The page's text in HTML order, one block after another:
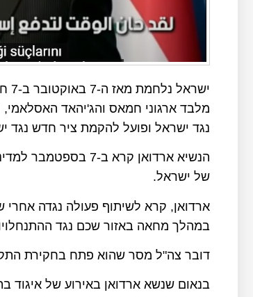
מלבד ארגוני חמאס והג'יהאד
נגד ישראל ופועל להקמת ציר חדש נגד
הנשיא ארדואן קרא
של ישראל.
ארדואן, קרא לשיתוף פעולה נגדה אחרי
במהלך מחאה באזור שכם נגד
דובר צה"ל מסר שהוא פתח בחקירת
בנאום שנשא ארדואן באירוע של איגוד